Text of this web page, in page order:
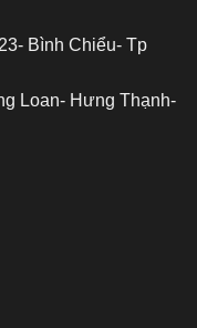
Bình Chiểu- Tp
Loan- Hưng Thạnh-